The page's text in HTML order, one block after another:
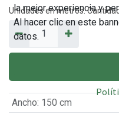
Unidades en metros.
AÑADIR AL
Ancho: 150 cm
la mejor experiencia y
Al hacer clic en este
datos.